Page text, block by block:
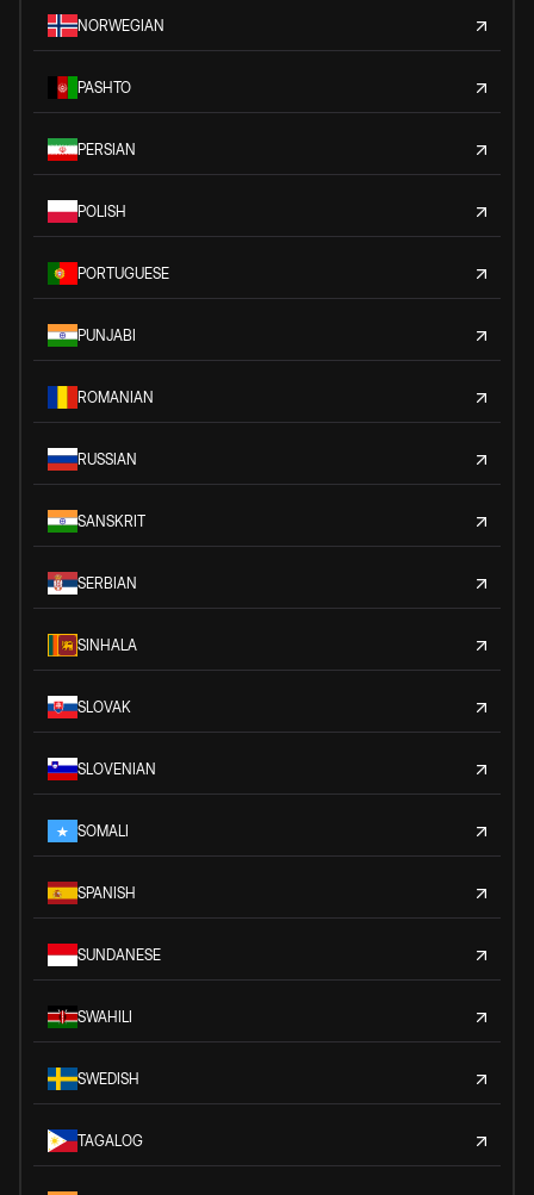
NORWEGIAN
PASHTO
PERSIAN
POLISH
PORTUGUESE
PUNJABI
ROMANIAN
RUSSIAN
SANSKRIT
SERBIAN
SINHALA
SLOVAK
SLOVENIAN
SOMALI
SPANISH
SUNDANESE
SWAHILI
SWEDISH
TAGALOG